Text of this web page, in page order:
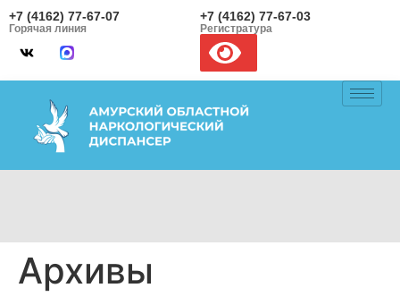
+7 (4162) 77-67-07
Горячая линия
+7 (4162) 77-67-03
Регистратура
Архивы